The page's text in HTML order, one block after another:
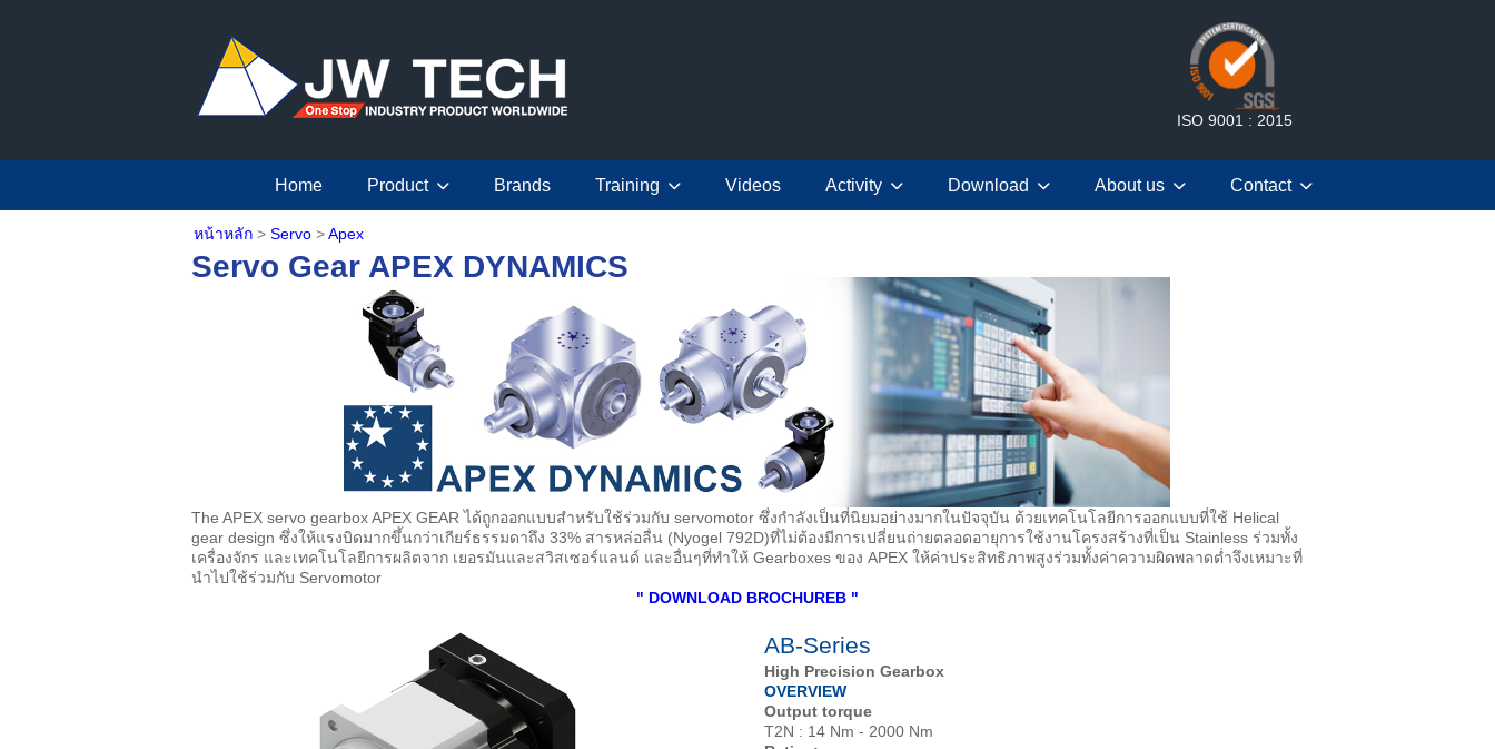
ISO 9001 : 2015
Home Product Brands Training Videos Activity Download About us Contact
หน้าหลัก > Servo >Apex
Servo Gear APEX DYNAMICS
The APEX servo gearbox APEX GEAR ได้ถูกออกแบบสำหรับใช้ร่วมกับ servomotor ซึ่งกำลังเป็นที่นิยมอย่างมากในปัจจุบัน ด้วยเทคโนโลยีการออกแบบที่ใช้ Helical
gear design ซึ่งให้แรงบิดมากขึ้นกว่าเกียร์ธรรมดาถึง 33% สารหล่อลื่น (Nyogel 792D)ที่ไม่ต้องมีการเปลี่ยนถ่ายตลอดอายุการใช้งานโครงสร้างที่เป็น Stainless ร่วมทั้ง
เครื่องจักร และเทคโนโลยีการผลิตจาก เยอรมันและสวิสเซอร์แลนด์ และอื่นๆที่ทำให้ Gearboxes ของ APEX ให้ค่าประสิทธิภาพสูงร่วมทั้งค่าความผิดพลาดต่ำจึงเหมาะที่
นำไปใช้ร่วมกับ Servomotor
" DOWNLOAD BROCHUREB "
AB-Series
High Precision Gearbox
OVERVIEW
Output torque
T2N : 14 Nm - 2000 Nm